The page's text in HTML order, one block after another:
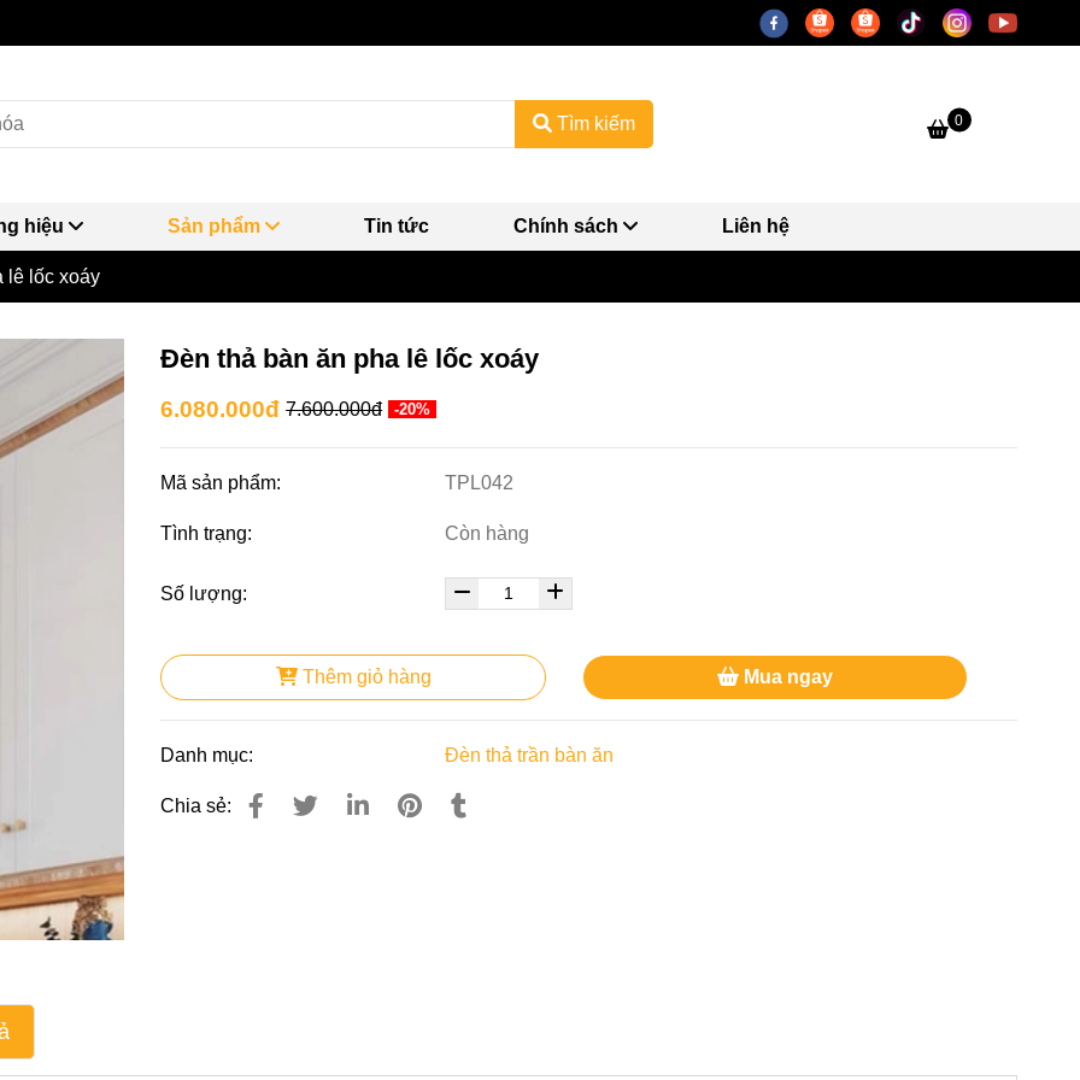
Tìm kiếm 0
hiệu Sản phẩm Tin tức Chính sách Liên hệ
lê lốc xoáy
Đèn thả bàn ăn pha lê lốc xoáy
6.080.000đ 7.600.000đ -20%
Mã sản phẩm: TPL042
Tình trạng: Còn hàng
Số lượng:
Thêm giỏ hàng Mua ngay
Danh mục: Đèn thả trần bàn ăn
Chia sẻ: